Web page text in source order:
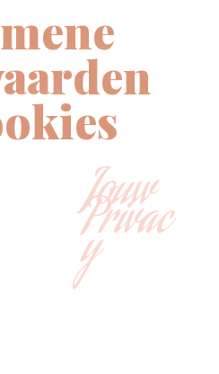
Jouw
Privac
y